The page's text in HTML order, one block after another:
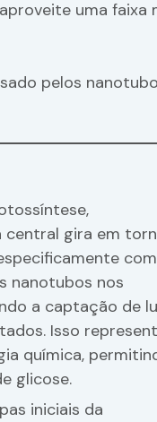
uma faixa
pelos
central gira em
nanotubos nos
a captação de
Isso
química,
glicose.
iniciais da